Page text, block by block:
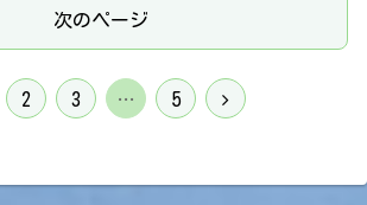
次のページ
2 3 … 5 次